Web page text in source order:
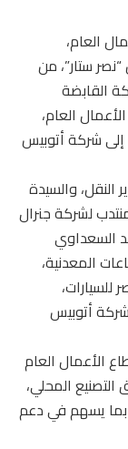
العام،
ستار”، من
القابضة
العام،
إلى شركة أتوبيس
النقل، والسيدة
لشركة جنرال
السعداوي
المعدنية،
للسيارات،
أتوبيس
الأعمال العام
المحلي،
بما يسهم في دعم